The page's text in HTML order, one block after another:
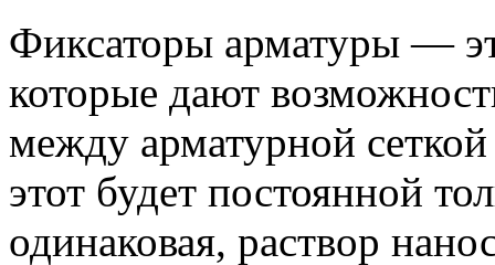
Фиксаторы арматуры —
которые дают
между арматурной
этот будет постоянной
одинаковая, раствор